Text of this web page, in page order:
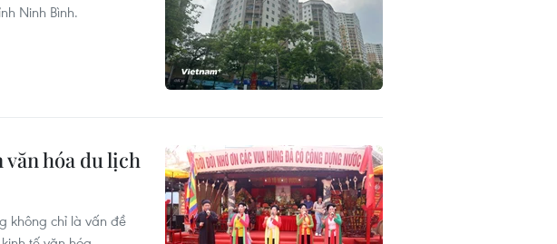
Ninh Bình.
hóa du lịch
không chỉ là vấn đề